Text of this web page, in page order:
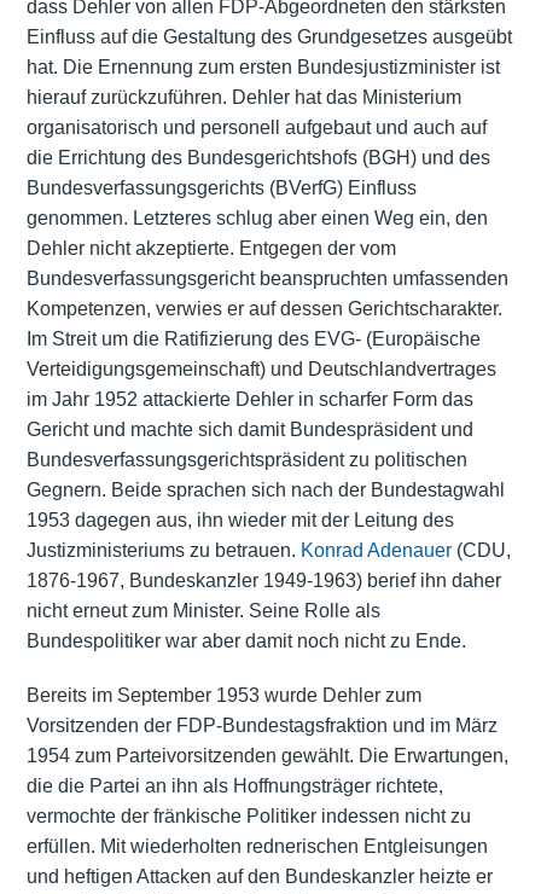
dass Dehler von allen FDP-Abgeordneten den stärksten
Einfluss auf die Gestaltung des Grundgesetzes ausgeübt
hat. Die Ernennung zum ersten Bundesjustizminister ist
hierauf zurückzuführen. Dehler hat das Ministerium
organisatorisch und personell aufgebaut und auch auf
die Errichtung des Bundesgerichtshofs (BGH) und des
Bundesverfassungsgerichts (BVerfG) Einfluss
genommen. Letzteres schlug aber einen Weg ein, den
Dehler nicht akzeptierte. Entgegen der vom
Bundesverfassungsgericht beanspruchten umfassenden
Kompetenzen, verwies er auf dessen Gerichtscharakter.
Im Streit um die Ratifizierung des EVG- (Europäische
Verteidigungsgemeinschaft) und Deutschlandvertrages
im Jahr 1952 attackierte Dehler in scharfer Form das
Gericht und machte sich damit Bundespräsident und
Bundesverfassungsgerichtspräsident zu politischen
Gegnern. Beide sprachen sich nach der Bundestagwahl
1953 dagegen aus, ihn wieder mit der Leitung des
Justizministeriums zu betrauen. Konrad Adenauer(CDU,
1876-1967, Bundeskanzler 1949-1963) berief ihn daher
nicht erneut zum Minister. Seine Rolle als
Bundespolitiker war aber damit noch nicht zu Ende.
Bereits im September 1953 wurde Dehler zum
Vorsitzenden der FDP-Bundestagsfraktion und im März
1954 zum Parteivorsitzenden gewählt. Die Erwartungen,
die die Partei an ihn als Hoffnungsträger richtete,
vermochte der fränkische Politiker indessen nicht zu
erfüllen. Mit wiederholten rednerischen Entgleisungen
und heftigen Attacken auf den Bundeskanzler heizte er